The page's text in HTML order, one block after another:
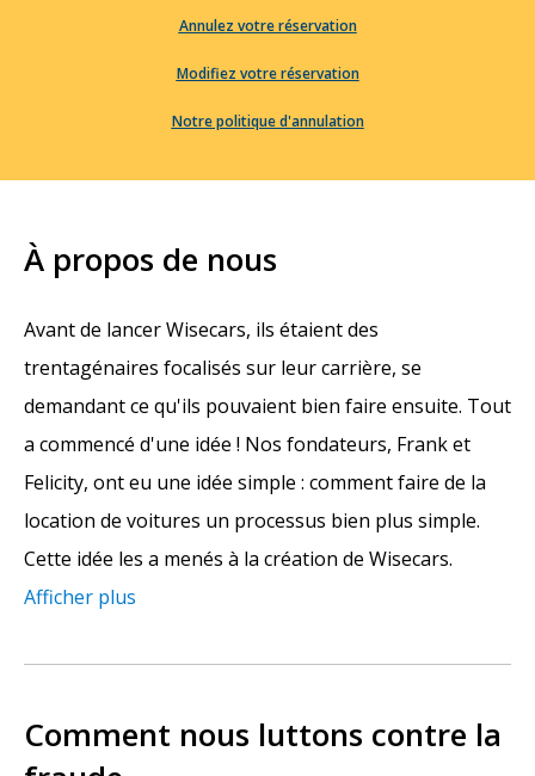
Annulez votre réservation
Modifiez votre réservation
Notre politique d'annulation
À propos de nous
Avant de lancer Wisecars, ils étaient des
trentagénaires focalisés sur leur carrière, se
demandant ce qu'ils pouvaient bien faire ensuite. Tout
a commencé d'une idée ! Nos fondateurs, Frank et
Felicity, ont eu une idée simple : comment faire de la
location de voitures un processus bien plus simple.
Cette idée les a menés à la création de Wisecars.
Afficher plus
Comment nous luttons contre la